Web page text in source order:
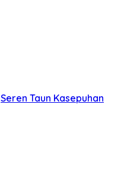
Seren Taun Kasepuhan